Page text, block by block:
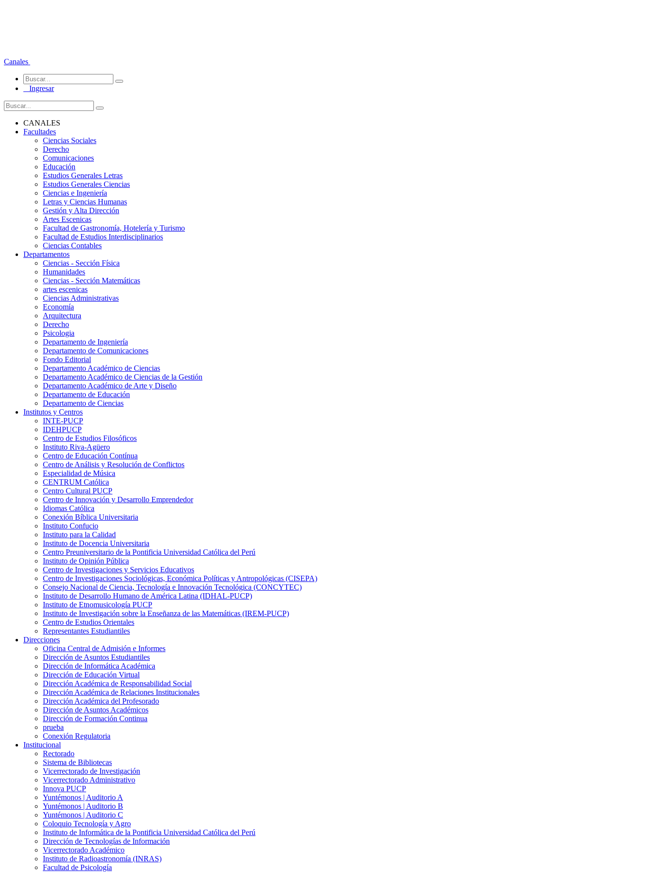
Canales
Ingresar
CANALES
Facultades
Ciencias Sociales
Derecho
Comunicaciones
Educación
Estudios Generales Letras
Estudios Generales Ciencias
Ciencias e Ingeniería
Letras y Ciencias Humanas
Gestión y Alta Dirección
Artes Escenicas
Facultad de Gastronomía, Hotelería y Turismo
Facultad de Estudios Interdisciplinarios
Ciencias Contables
Departamentos
Ciencias - Sección Física
Humanidades
Ciencias - Sección Matemáticas
artes escenicas
Ciencias Administrativas
Economía
Arquitectura
Derecho
Psicologia
Departamento de Ingeniería
Departamento de Comunicaciones
Fondo Editorial
Departamento Académico de Ciencias
Departamento Académico de Ciencias de la Gestión
Departamento Académico de Arte y Diseño
Departamento de Educación
Departamento de Ciencias
Institutos y Centros
INTE-PUCP
IDEHPUCP
Centro de Estudios Filosóficos
Instituto Riva-Agüero
Centro de Educación Contínua
Centro de Análisis y Resolución de Conflictos
Especialidad de Música
CENTRUM Católica
Centro Cultural PUCP
Centro de Innovación y Desarrollo Emprendedor
Idiomas Católica
Conexión Bíblica Universitaria
Instituto Confucio
Instituto para la Calidad
Instituto de Docencia Universitaria
Centro Preuniversitario de la Pontificia Universidad Católica del Perú
Instituto de Opinión Pública
Centro de Investigaciones y Servicios Educativos
Centro de Investigaciones Sociológicas, Económica Políticas y Antropológicas (CISEPA)
Consejo Nacional de Ciencia, Tecnología e Innovación Tecnológica (CONCYTEC)
Instituto de Desarrollo Humano de América Latina (IDHAL-PUCP)
Instituto de Etnomusicología PUCP
Instituto de Investigación sobre la Enseñanza de las Matemáticas (IREM-PUCP)
Centro de Estudios Orientales
Representantes Estudiantiles
Direcciones
Oficina Central de Admisión e Informes
Dirección de Asuntos Estudiantiles
Dirección de Informática Académica
Dirección de Educación Virtual
Dirección Académica de Responsabilidad Social
Dirección Académica de Relaciones Institucionales
Dirección Académica del Profesorado
Dirección de Asuntos Académicos
Dirección de Formación Continua
prueba
Conexión Regulatoria
Institucional
Rectorado
Sistema de Bibliotecas
Vicerrectorado de Investigación
Vicerrectorado Administrativo
Innova PUCP
Yuntémonos | Auditorio A
Yuntémonos | Auditorio B
Yuntémonos | Auditorio C
Coloquio Tecnología y Agro
Instituto de Informática de la Pontificia Universidad Católica del Perú
Dirección de Tecnologías de Información
Vicerrectorado Académico
Instituto de Radioastronomía (INRAS)
Facultad de Psicología